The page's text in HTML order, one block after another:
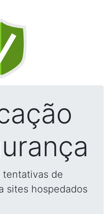
tentativas de
sites hospedados